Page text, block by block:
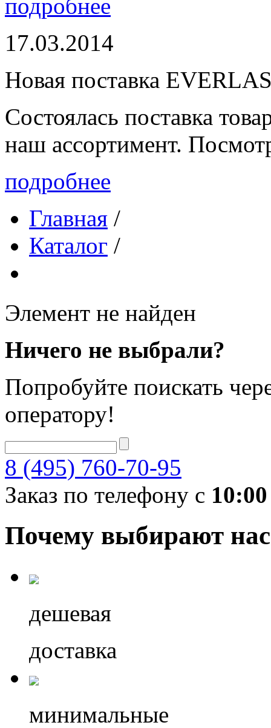
подробнее
17.03.2014
Новая поставка
Состоялась поставка
наш ассортимент.
подробнее
Главная /
Каталог /
Элемент не найден
Ничего не выбрали?
Попробуйте поискать
оператору!
8 (495) 760-70-95
Заказ по телефону с 10:00
Почему выбирают нас
дешевая
доставка
минимальные